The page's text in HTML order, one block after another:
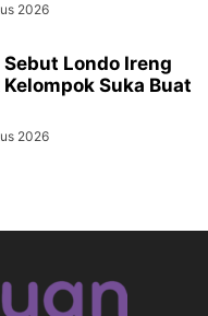
2026
Londo Ireng
Suka Buat
2026